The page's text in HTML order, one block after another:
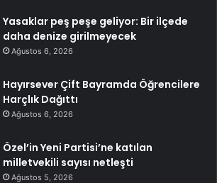
Yasaklar peş peşe geliyor: Bir ilçede
daha denize girilmeyecek
Ağustos 6, 2026
Hayırsever Çift Bayramda Öğrencilere
Harçlık Dağıttı
Ağustos 6, 2026
Özel’in Yeni Partisi’ne katılan
milletvekili sayısı netleşti
Ağustos 5, 2026